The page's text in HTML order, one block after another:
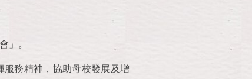
」。
務精神，協助母校發展及增